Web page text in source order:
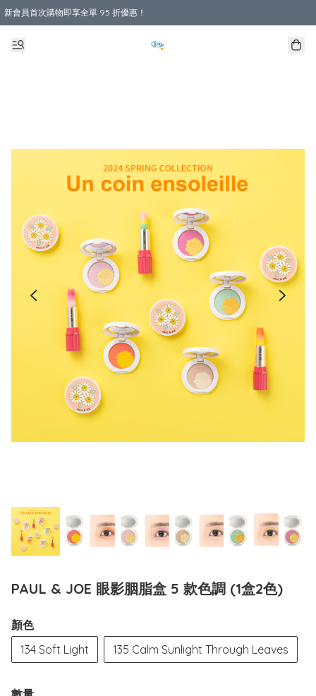
新會員首次購物即享全單 95 折優惠！
購物滿 HKD 800.00即享免運費優惠！（適用於 本地送貨、本地取貨 )
PAUL & JOE 眼影胭脂盒 5 款色調 (1盒2色)
顏色
134 Soft Light
135 Calm Sunlight Through Leaves